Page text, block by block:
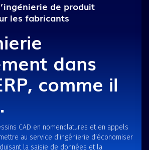
de produit
les fabricants
dans
comme il
CAD en nomenclatures et en appels
au service d’ingénierie d’économiser
la saisie de données et la